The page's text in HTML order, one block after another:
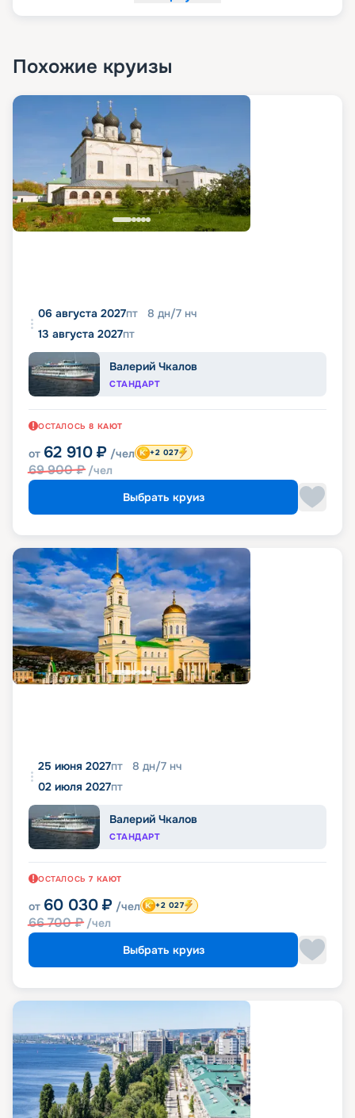
Похожие круизы
06 августа 2027пт 8 дн/7 нч
13 августа 2027пт
Валерий Чкалов
СТАНДАРТ
ОСТАЛОСЬ 8 КАЮТ
от 62 910 ₽ /чел
69 900₽ /чел
+2 027
Выбрать круиз
25 июня 2027пт 8 дн/7 нч
02 июля 2027пт
Валерий Чкалов
СТАНДАРТ
ОСТАЛОСЬ 7 КАЮТ
от 60 030 ₽ /чел
66 700₽ /чел
+2 027
Выбрать круиз